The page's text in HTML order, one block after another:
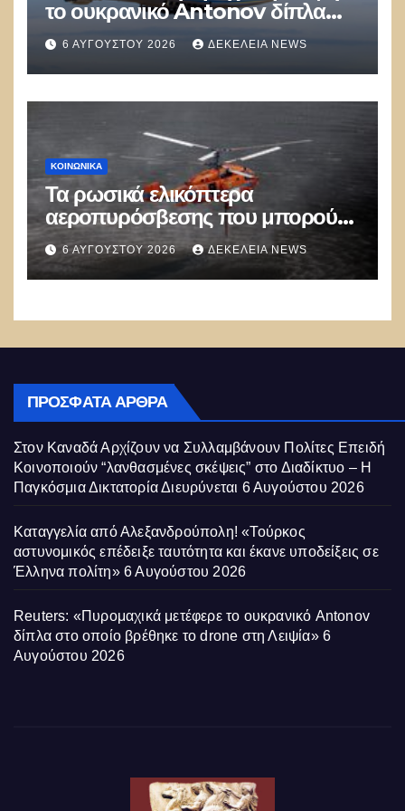
το ουκρανικό Antonov δίπλα
στο οποίο βρέθηκε το drone στη
Λειψία»
6 ΑΥΓΟΎΣΤΟΥ 2026 ΔΕΚΈΛΕΙΑ NEWS
ΚΟΙΝΩΝΙΚΑ
Τα ρωσικά ελικόπτερα
αεροπυρόσβεσης που μπορούν
να ρίχνουν 5 τόνους νερού με 8
μποφόρ
6 ΑΥΓΟΎΣΤΟΥ 2026 ΔΕΚΈΛΕΙΑ NEWS
ΠΡΌΣΦΑΤΑ ΆΡΘΡΑ
Στον Καναδά Αρχίζουν να Συλλαμβάνουν Πολίτες Επειδή
Κοινοποιούν “λανθασμένες σκέψεις” στο Διαδίκτυο – Η
Παγκόσμια Δικτατορία Διευρύνεται 6 Αυγούστου 2026
Καταγγελία από Αλεξανδρούπολη! «Τούρκος
αστυνομικός επέδειξε ταυτότητα και έκανε υποδείξεις σε
Έλληνα πολίτη» 6 Αυγούστου 2026
Reuters: «Πυρομαχικά μετέφερε το ουκρανικό Antonov
δίπλα στο οποίο βρέθηκε το drone στη Λειψία» 6
Αυγούστου 2026